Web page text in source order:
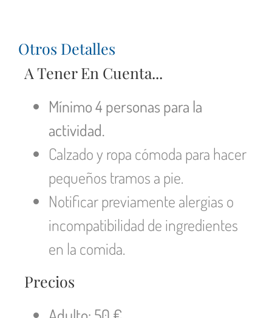
Otros Detalles
A Tener En Cuenta...
Mínimo 4 personas para la
actividad.
Calzado y ropa cómoda para hacer
pequeños tramos a pie.
Notificar previamente alergias o
incompatibilidad de ingredientes
en la comida.
Precios